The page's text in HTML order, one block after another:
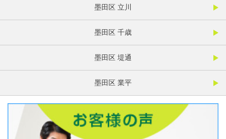
墨田区 立川
墨田区 千歳
墨田区 堤通
墨田区 業平